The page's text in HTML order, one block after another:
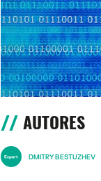
AUTORES
DMITRY BESTUZHEV